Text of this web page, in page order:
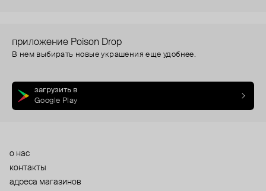
приложение Poison Drop
В нем выбирать новые украшения еще удобнее.
загрузить в
Google Play
о нас
контакты
адреса магазинов